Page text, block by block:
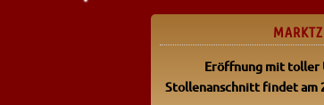
Eröffnung mit toller
Stollenanschnitt findet am